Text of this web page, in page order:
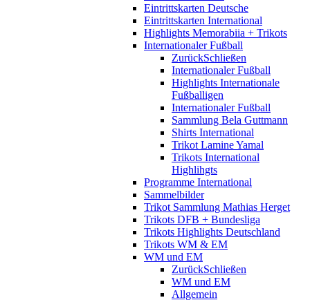
Eintrittskarten Deutsche
Eintrittskarten International
Highlights Memorabiia + Trikots
Internationaler Fußball
ZurückSchließen
Internationaler Fußball
Highlights Internationale
Fußballigen
Internationaler Fußball
Sammlung Bela Guttmann
Shirts International
Trikot Lamine Yamal
Trikots International
Highlihgts
Programme International
Sammelbilder
Trikot Sammlung Mathias Herget
Trikots DFB + Bundesliga
Trikots Highlights Deutschland
Trikots WM & EM
WM und EM
ZurückSchließen
WM und EM
Allgemein